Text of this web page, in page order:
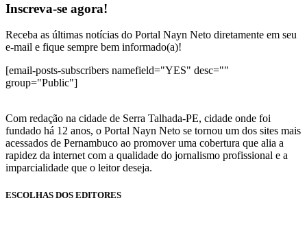
Inscreva-se agora!
Receba as últimas notícias do Portal Nayn Neto diretamente em seu
e-mail e fique sempre bem informado(a)!
[email-posts-subscribers namefield="YES" desc=""
group="Public"]
Com redação na cidade de Serra Talhada-PE, cidade onde foi
fundado há 12 anos, o Portal Nayn Neto se tornou um dos sites mais
acessados de Pernambuco ao promover uma cobertura que alia a
rapidez da internet com a qualidade do jornalismo profissional e a
imparcialidade que o leitor deseja.
ESCOLHAS DOS EDITORES